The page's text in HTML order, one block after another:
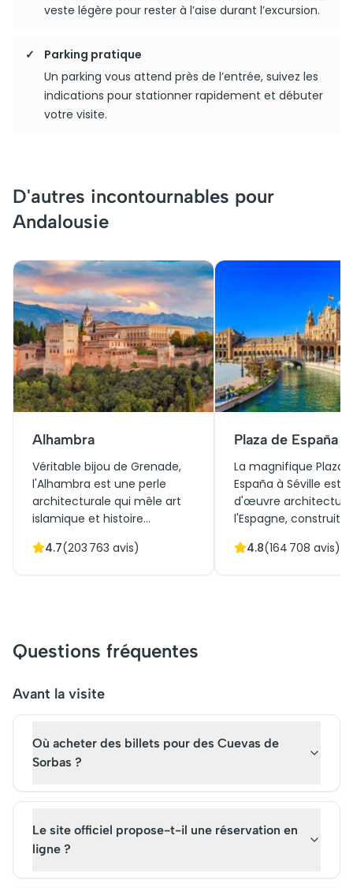
veste légère pour rester à l’aise durant l’excursion.
Parking pratique
Un parking vous attend près de l’entrée, suivez les
indications pour stationner rapidement et débuter
votre visite.
D'autres incontournables pour
Andalousie
Alhambra
Véritable bijou de Grenade,
l'Alhambra est une perle
architecturale qui mêle art
islamique et histoire
pour l'Alhambra ouvre les
immersion fascinante dans
des siècles de culture et de
le Palais Nasrides et la cour
4.7(203 763 avis)
Plaza de España
La magnifique Plaza
España à Séville est
d'œuvre
l'Espagne, construite
de 1929. Elle allie
site emblématique
indéniable.
4.8(164 708 avis)
Questions fréquentes
Avant la visite
Où acheter des billets pour des Cuevas de
Sorbas ?
Le site officiel propose-t-il une réservation en
ligne ?